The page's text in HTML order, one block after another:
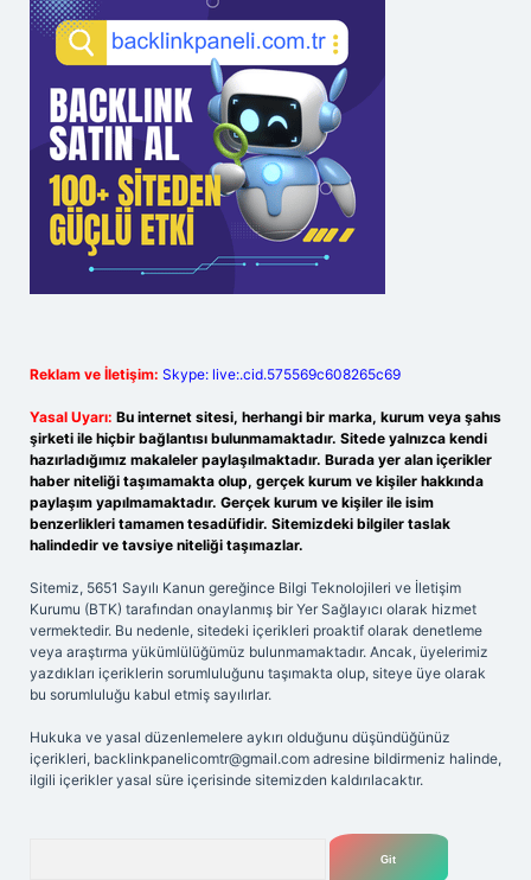
Reklam ve İletişim: Skype: live:.cid.575569c608265c69
Yasal Uyarı: Bu internet sitesi, herhangi bir marka, kurum veya şahıs
şirketi ile hiçbir bağlantısı bulunmamaktadır. Sitede yalnızca kendi
hazırladığımız makaleler paylaşılmaktadır. Burada yer alan içerikler
haber niteliği taşımamakta olup, gerçek kurum ve kişiler hakkında
paylaşım yapılmamaktadır. Gerçek kurum ve kişiler ile isim
benzerlikleri tamamen tesadüfidir. Sitemizdeki bilgiler taslak
halindedir ve tavsiye niteliği taşımazlar.
Sitemiz, 5651 Sayılı Kanun gereğince Bilgi Teknolojileri ve İletişim
Kurumu (BTK) tarafından onaylanmış bir Yer Sağlayıcı olarak hizmet
vermektedir. Bu nedenle, sitedeki içerikleri proaktif olarak denetleme
veya araştırma yükümlülüğümüz bulunmamaktadır. Ancak, üyelerimiz
yazdıkları içeriklerin sorumluluğunu taşımakta olup, siteye üye olarak
bu sorumluluğu kabul etmiş sayılırlar.
Hukuka ve yasal düzenlemelere aykırı olduğunu düşündüğünüz
içerikleri, backlinkpanelicomtr@gmail.com adresine bildirmeniz halinde,
ilgili içerikler yasal süre içerisinde sitemizden kaldırılacaktır.